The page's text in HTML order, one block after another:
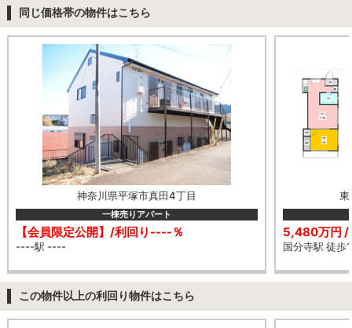
同じ価格帯の物件はこちら
神奈川県平塚市真田4丁目
一棟売りアパート
【会員限定公開】/利回り----％
----駅 ----
東
5,480万円 /
国分寺駅 徒歩
この物件以上の利回り物件はこちら